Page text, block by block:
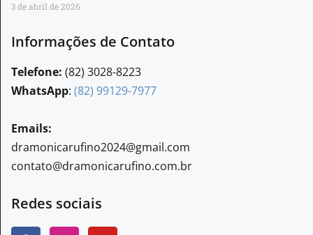
3 de abril de 2026
Informações de Contato
Telefone: (82) 3028-8223
WhatsApp: (82) 99129-7977
Emails:
dramonicarufino2024@gmail.com
contato@dramonicarufino.com.br
Redes sociais